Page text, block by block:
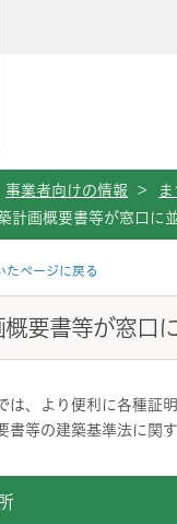
事業者向けの情報 >
計画概要書等が窓口に
たページに戻る
概要書等が窓口
は、より便利に各種証
書等の建築基準法に関